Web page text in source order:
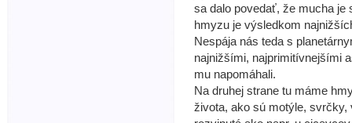
sa dalo povedať, že mucha je
hmyzu je výsledkom
Nespája nás teda s
najnižšími, najprimitívnejšími
mu napomáhali.
Na druhej strane tu máme
života, ako sú motýle, svrčky,